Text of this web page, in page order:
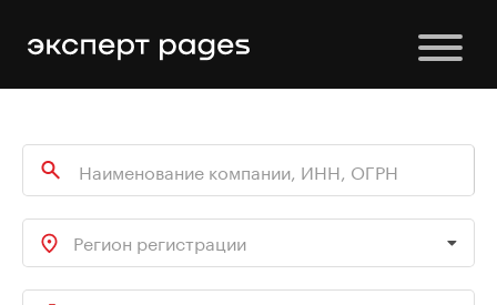
Регион регистрации